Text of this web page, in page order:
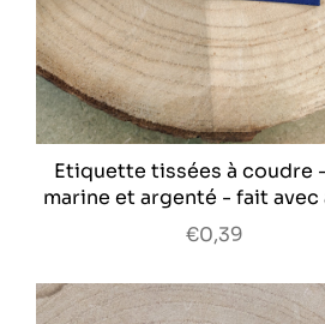
Etiquette tissées à coudre
marine et argenté - fait avec
€0,39